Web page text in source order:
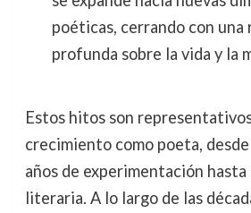
poéticas, cerrando con una
profunda sobre la vida y la
Estos hitos son
crecimiento como poeta,
años de experimentación hasta
literaria. A lo largo de las